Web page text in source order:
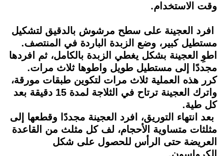
وقت الاستخدام.
افرد العجينة على سطح مرشوش بالدقيق لتشكيل
مستطيل كبير، وضع الزبدة الباردة في المنتصف.
اطوِ العجينة بشكل يغطي الزبدة بالكامل، ثم افردها
مجددًا إلى مستطيل طويل واطوها ثلاث مرات.
كرر هذه العملية ثلاث مرات لتكوين طبقات مورقة،
واترك العجينة ترتاح في الثلاجة لمدة 15 دقيقة بعد
كل طية.
بعد انتهاء التوريق، افرد العجينة مجددًا وقطعها إلى
مثلثات متساوية الأحجام، لف كل مثلث من القاعدة
العريضة حتى الرأس للحصول على شكل